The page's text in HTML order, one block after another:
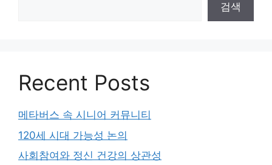
검색
Recent Posts
메타버스 속 시니어 커뮤니티
120세 시대 가능성 논의
사회참여와 정신 건강의 상관성